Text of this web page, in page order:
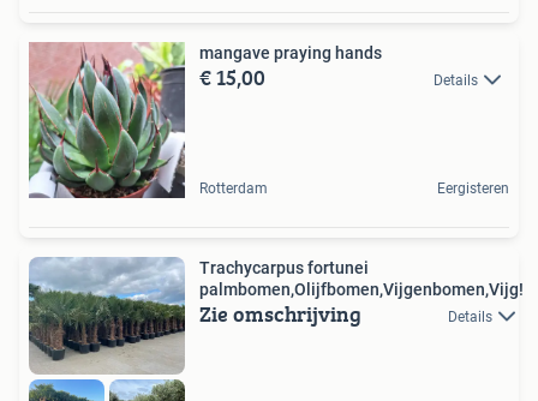
mangave praying hands
€ 15,00 Details
Rotterdam Eergisteren
Trachycarpus fortunei
palmbomen,Olijfbomen,Vijgenbomen,Vijg!
Zie omschrijving Details